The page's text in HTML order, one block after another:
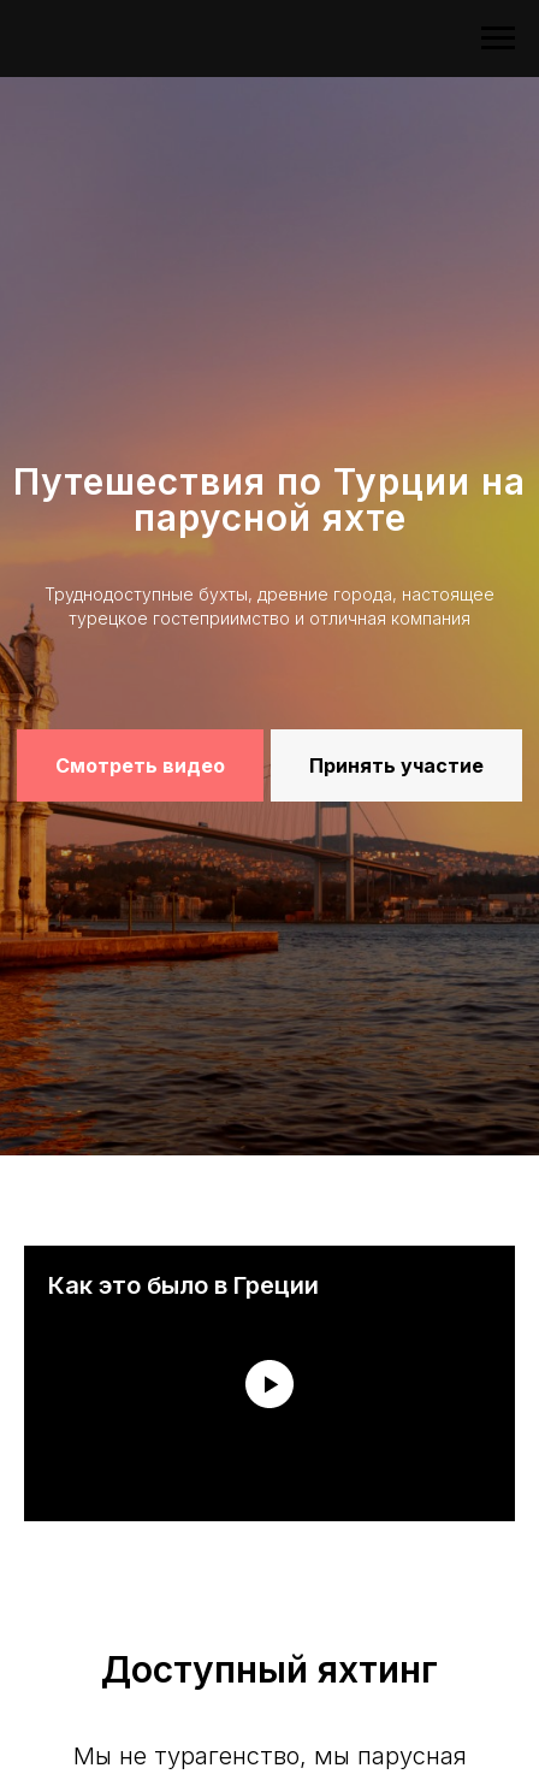
Путешествия по Турции на
парусной яхте
Труднодоступные бухты, древние города, настоящее
турецкое гостеприимство и отличная компания
Смотреть видео Принять участие
Как это было в Греции
Доступный яхтинг
Мы не турагенство, мы парусная